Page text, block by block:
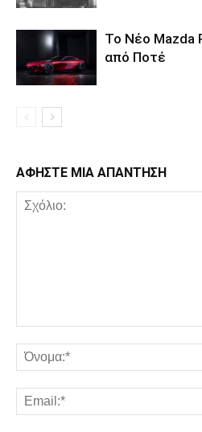
Το Νέο Mazda
από Ποτέ
ΑΦΗΣΤΕ ΜΙΑ ΑΠΑΝΤΗΣΗ